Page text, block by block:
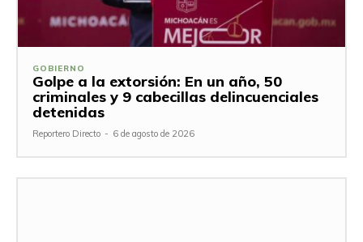
GOBIERNO
Golpe a la extorsión: En un año, 50
criminales y 9 cabecillas delincuenciales
detenidas
Reportero Directo - 6 de agosto de 2026